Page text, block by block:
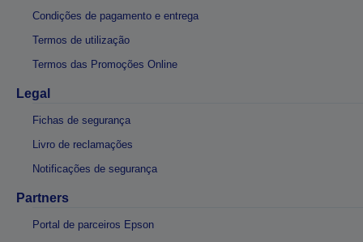
Condições de pagamento e entrega
Termos de utilização
Termos das Promoções Online
Legal
Fichas de segurança
Livro de reclamações
Notificações de segurança
Partners
Portal de parceiros Epson